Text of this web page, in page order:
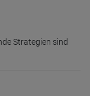
Strategien sind